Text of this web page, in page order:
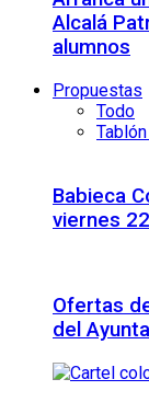
Alcalá
alumnos
Propuestas
Todo
Babieca
viernes
Ofertas
del